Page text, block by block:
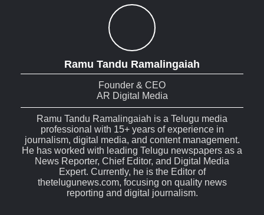
Ramu Tandu Ramalingaiah
Founder & CEO
AR Digital Media
Ramu Tandu Ramalingaiah is a Telugu media
professional with 15+ years of experience in
journalism, digital media, and content management.
He has worked with leading Telugu newspapers as a
News Reporter, Chief Editor, and Digital Media
Expert. Currently, he is the Editor of
thetelugunews.com, focusing on quality news
reporting and digital journalism.